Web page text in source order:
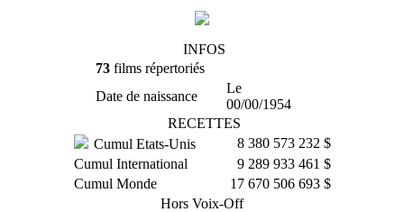
INFOS
73films répertoriés
Date de naissance
Le
00/00/1954
RECETTES
Cumul Etats-Unis
8 380 573 232 $
Cumul International
9 289 933 461 $
Cumul Monde
17 670 506 693 $
Hors Voix-Off